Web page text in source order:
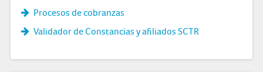
Procesos de cobranzas
Validador de Constancias y afiliados SCTR